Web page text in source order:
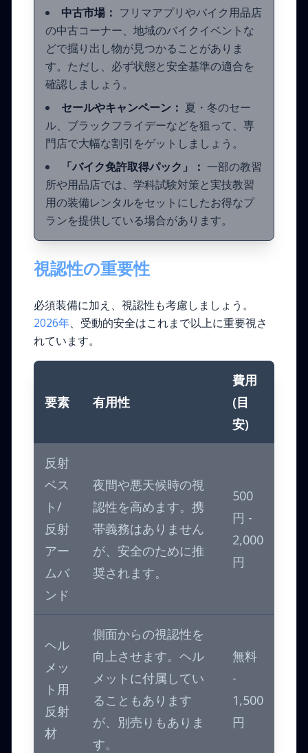
中古市場： フリマアプリやバイク用品店
の中古コーナー、地域のバイクイベントな
どで掘り出し物が見つかることがありま
す。ただし、必ず状態と安全基準の適合を
確認しましょう。
セールやキャンペーン： 夏・冬のセー
ル、ブラックフライデーなどを狙って、専
門店で大幅な割引をゲットしましょう。
「バイク免許取得パック」： 一部の教習
所や用品店では、学科試験対策と実技教習
用の装備レンタルをセットにしたお得なプ
ランを提供している場合があります。
視認性の重要性
必須装備に加え、視認性も考慮しましょう。
2026年、受動的安全はこれまで以上に重要視さ
れています。
要素 有用性
費用
(目
安)
反射
ベス
ト/
反射
アー
ムバ
ンド
夜間や悪天候時の視
認性を高めます。携
帯義務はありません
が、安全のために推
奨されます。
500
円 -
2,000
円
ヘル
メッ
ト用
反射
材
側面からの視認性を
向上させます。ヘル
メットに付属してい
ることもあります
が、別売りもありま
す。
無料
-
1,500
円